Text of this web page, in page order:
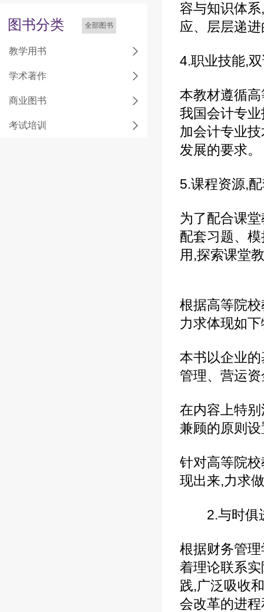
图书分类 全部图书
教学用书
学术著作
商业图书
考试培训
容与知识体
应、层层递
4.职业技能,
本教材遵循
我国会计专
加会计专业
发展的要求。
5.课程资源,
为了配合课
配套习题、
用,探索课堂
根据高等院
力求体现如
本书以企业
管理、营运
在内容上特
兼顾的原则
针对高等院
现出来,力求
2.与时俱
根据财务管
着理论联系
践,广泛吸收
会改革的进